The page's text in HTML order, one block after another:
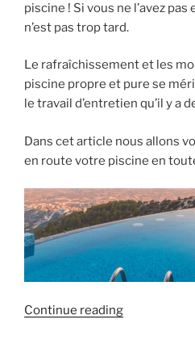
! »
piscine ! Si vous ne l’avez
n’est pas trop tard.
Le rafraîchissement et les
piscine propre et pure se
le travail d’entretien qu’il y a
Dans cet article nous allons
en route votre piscine en
Continue reading« Comment